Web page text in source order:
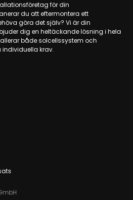
för din
du att eftermontera ett
göra det själv? Vi är din
dig en heltäckande lösning i hela
både solcellssystem och
krav.